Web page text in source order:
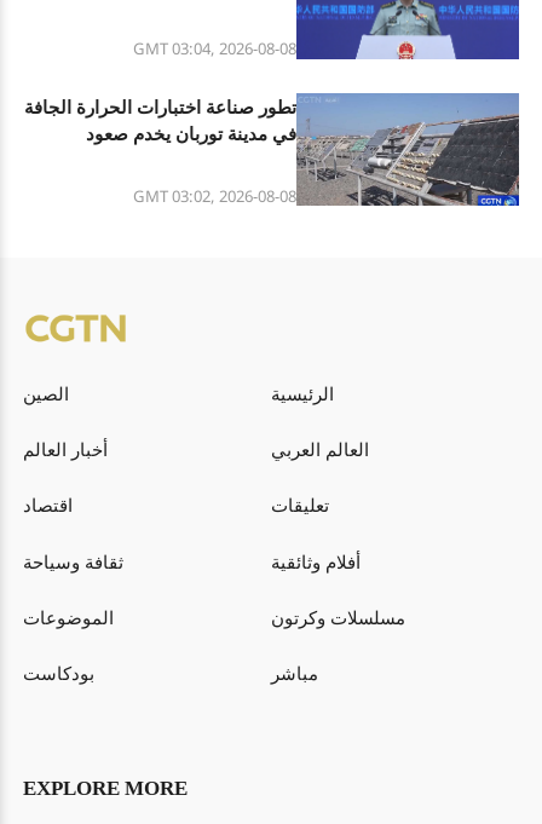
GMT 03:04, 2026-08-08
تطور صناعة اختبارات الحرارة الجافة
في مدينة توربان يخدم صعود
GMT 03:02, 2026-08-08
الصين الرئيسية
أخبار العالم العالم العربي
اقتصاد تعليقات
ثقافة وسياحة أفلام وثائقية
الموضوعات مسلسلات وكرتون
بودكاست مباشر
EXPLORE MORE